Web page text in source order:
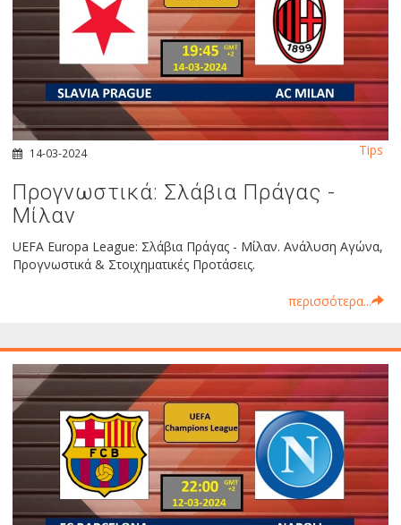
14-03-2024
Προγνωστικά: Σλάβια Πράγας -
Μίλαν
UEFA Europa League: Σλάβια Πράγας - Μίλαν. Ανάλυση Αγώνα,
Προγνωστικά & Στοιχηματικές Προτάσεις.
περισσότερα...
Tips